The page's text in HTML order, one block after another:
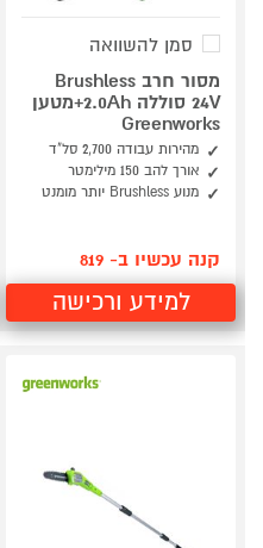
סמן להשוואה
מסור חרב Brushless
24V סוללה 2.0Ah+מטען
Greenworks
מהירות עבודה 2,700 סל"ד
אורך להב 150 מילימטר
מנוע Brushless יותר מומנט
קנה עכשיו ב- 819
למידע ורכישה